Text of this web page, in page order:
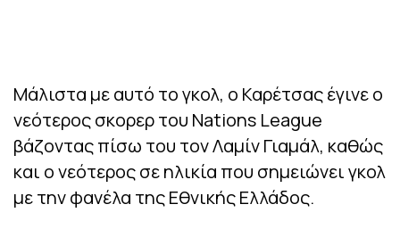
Μάλιστα με αυτό το γκολ, ο Καρέτσας έγινε ο
νεότερος σκορερ του Nations League
βάζοντας πίσω του τον Λαμίν Γιαμάλ, καθώς
και ο νεότερος σε ηλικία που σημειώνει γκολ
με την φανέλα της Εθνικής Ελλάδος.